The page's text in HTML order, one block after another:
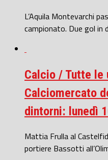
L’Aquila Montevarchi
campionato. Due gol in
Calcio / Tutte
Calciomercato
dintorni: lunedì
Mattia Frulla al
portiere Bassotti